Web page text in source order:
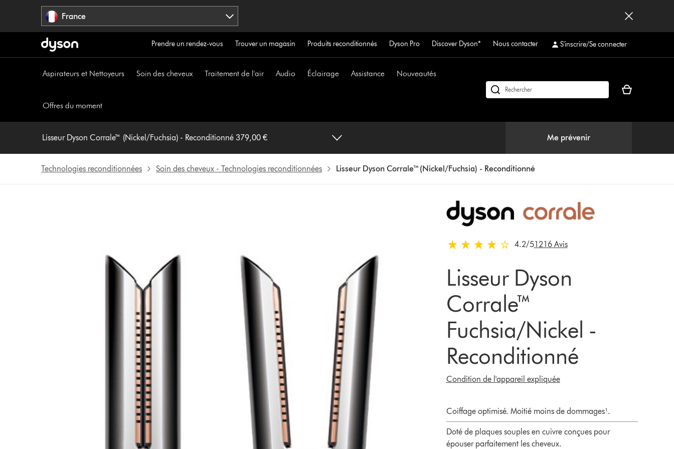
France
Prendre un rendez-vous Trouver un magasin Produits reconditionnés Dyson Pro Discover Dyson* Nous contacter S'inscrire/Se connecter
Aspirateurs et Nettoyeurs Soin des cheveux Traitement de l'air Audio Éclairage Assistance Nouveautés
Offres du moment
Rechercher
Votre
vide
Lisseur Dyson Corrale™ (Nickel/Fuchsia) - Reconditionné 379,00 €
Me prévenir
Technologies reconditionnées Soin des cheveux - Technologies reconditionnées Lisseur Dyson Corrale™ (Nickel/Fuchsia) - Reconditionné
4.2 stars out of 5 from 1216 Avis
4.2/51216 Avis
Lisseur Dyson
Corrale™
Fuchsia/Nickel -
Reconditionné
Condition de l'appareil expliquée
Coiffage optimisé. Moitié moins de dommages¹.
Doté de plaques souples en cuivre conçues pour
épouser parfaitement les cheveux.